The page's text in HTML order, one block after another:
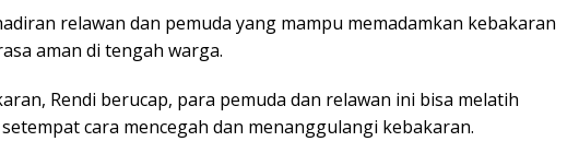
relawan dan pemuda yang mampu memadamkan kebakaran
aman di tengah warga.
Rendi berucap, para pemuda dan relawan ini bisa melatih
cara mencegah dan menanggulangi kebakaran.